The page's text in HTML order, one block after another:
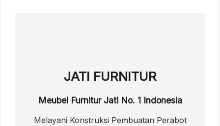
JATI FURNITUR
Meubel Furnitur Jati No. 1 Indonesia
Melayani Konstruksi Pembuatan Perabot